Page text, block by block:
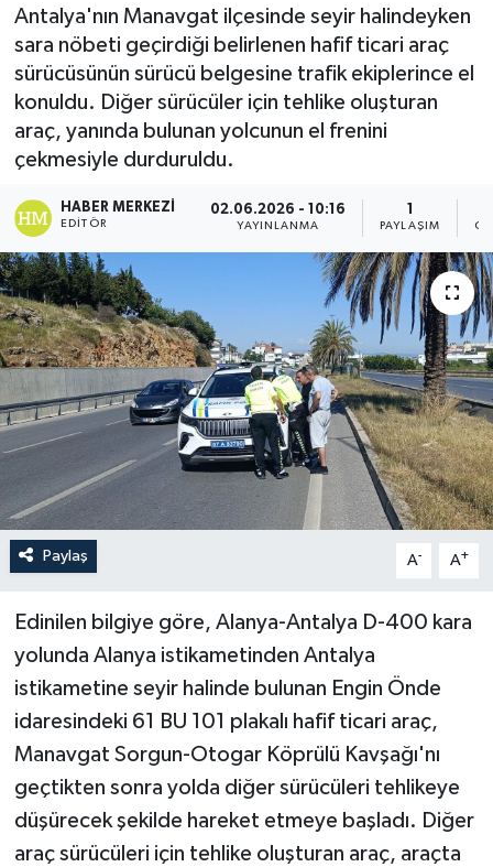
Antalya'nın Manavgat ilçesinde seyir halindeyken
sara nöbeti geçirdiği belirlenen hafif ticari araç
sürücüsünün sürücü belgesine trafik ekiplerince el
konuldu. Diğer sürücüler için tehlike oluşturan
araç, yanında bulunan yolcunun el frenini
çekmesiyle durduruldu.
HABER MERKEZI
EDITÖR
02.06.2026 - 10:16
YAYINLANMA PAYLAŞIM
Paylaş A- A+
Edinilen bilgiye göre, Alanya-Antalya D-400 kara
yolunda Alanya istikametinden Antalya
istikametine seyir halinde bulunan Engin Önde
idaresindeki 61 BU 101 plakalı hafif ticari araç,
Manavgat Sorgun-Otogar Köprülü Kavşağı'nı
geçtikten sonra yolda diğer sürücüleri tehlikeye
düşürecek şekilde hareket etmeye başladı. Diğer
araç sürücüleri için tehlike oluşturan araç, araçta